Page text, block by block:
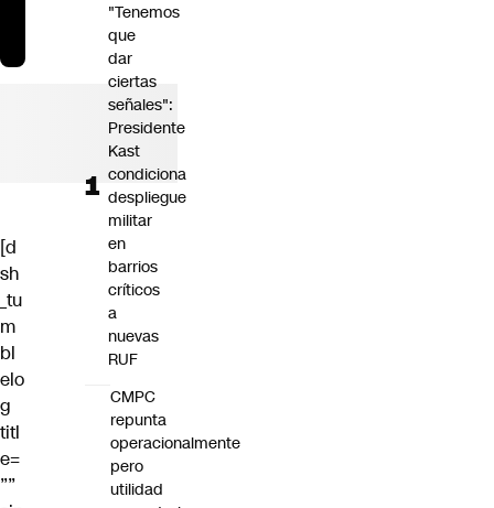
[d
sh
_tu
m
bl
elo
g
titl
e=
””
"Tenemos
que
dar
ciertas
señales":
Presidente
Kast
condiciona
despliegue
militar
en
barrios
críticos
a
nuevas
RUF
CMPC
repunta
operacionalmente
pero
utilidad